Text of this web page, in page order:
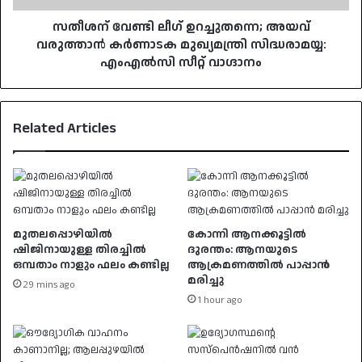
സിദ്ധരാമയ്യ:
എംഎല്‍സിസതീശന് വേണ്ടി ലീഗ് ഉറച്ചുതന്നെ; അയവ്
വരുത്താൻ കർണാടക മുഖ്യമന്ത്രി സിദ്ധരാമയ്യ:
എംഎല്‍സി സീറ്റ് വാഗ്ദാനം
Related Articles
മുതലപ്പൊഴിയിൽ
ഷിജിനായുള്ള തിരച്ചിൽ
ഒമ്പതാം നാളും ഫലം കണ്ടില്ല
29 mins ago
കോന്നി ആനക്കൂട്ടിൽ
ദുരന്തം: ആനയുടെ
ആക്രമണത്തിൽ പാപ്പാൻ
മരിച്ചു
1 hour ago